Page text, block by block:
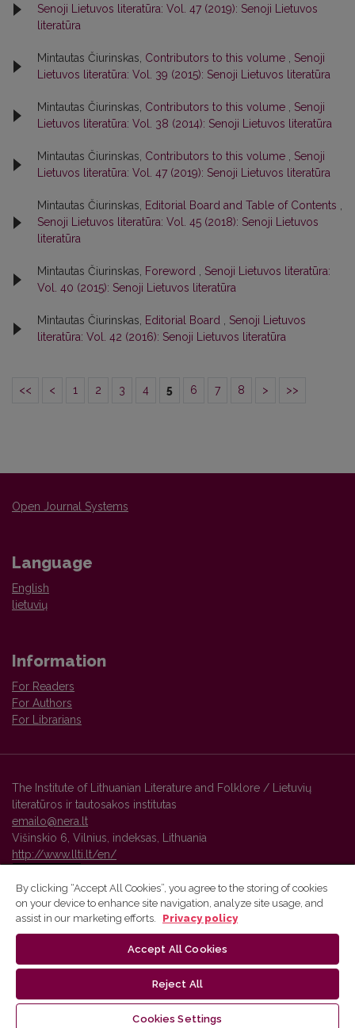
Senoji Lietuvos literatūra: Vol. 47 (2019): Senoji Lietuvos
literatūra
Mintautas Čiurinskas, Contributors to this volume , Senoji
Lietuvos literatūra: Vol. 39 (2015): Senoji Lietuvos literatūra
Mintautas Čiurinskas, Contributors to this volume , Senoji
Lietuvos literatūra: Vol. 38 (2014): Senoji Lietuvos literatūra
Mintautas Čiurinskas, Contributors to this volume , Senoji
Lietuvos literatūra: Vol. 47 (2019): Senoji Lietuvos literatūra
Mintautas Čiurinskas, Editorial Board and Table of Contents ,
Senoji Lietuvos literatūra: Vol. 45 (2018): Senoji Lietuvos
literatūra
Mintautas Čiurinskas, Foreword , Senoji Lietuvos literatūra:
Vol. 40 (2015): Senoji Lietuvos literatūra
Mintautas Čiurinskas, Editorial Board , Senoji Lietuvos
literatūra: Vol. 42 (2016): Senoji Lietuvos literatūra
<< < 1 2 3 4 5 6 7 8 > >>
Open Journal Systems
Language
English
lietuvių
Information
For Readers
For Authors
For Librarians
The Institute of Lithuanian Literature and Folklore / Lietuvių
literatūros ir tautosakos institutas
emailo@nera.lt
Višinskio 6, Vilnius, indeksas, Lithuania
http://www.llti.lt/en/
Vilnius University Press platform and metadata are distributed by
By clicking “Accept All Cookies”, you agree to the storing of cookies
on your device to enhance site navigation, analyze site usage, and
assist in our marketing efforts.
Privacy policy
Accept All Cookies
Reject All
Cookies Settings